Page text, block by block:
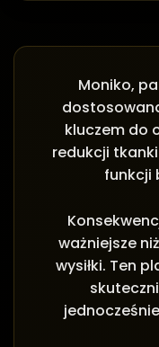
Moniko,
kluczem do
redukcji
funkcji
ważniejsze
wysiłki. Ten